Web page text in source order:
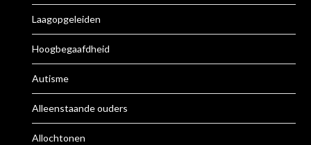
Laagopgeleiden
Hoogbegaafdheid
Autisme
Alleenstaande ouders
Allochtonen